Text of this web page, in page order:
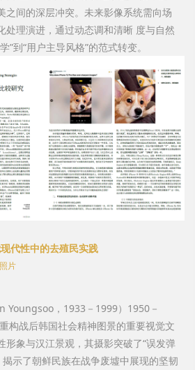
之间的深层冲突。未来影像系统需向场
处理演进，通过动态调和清晰 度与自然
”到“用户主导风格”的范式转变。
代性中的去殖民实践
片
Youngsoo，1933－1999）1950－
构战后韩国社会精神图景的重要视觉文
形象与汉江景观，其摄影突破了“误发弹
示了朝鲜民族在战争废墟中展现的坚韧